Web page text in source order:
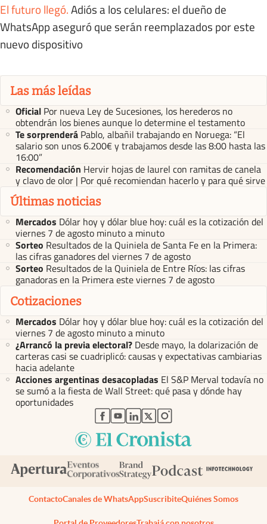
El futuro llegó.Adiós a los celulares: el dueño de
WhatsApp aseguró que serán reemplazados por este
nuevo dispositivo
Las más leídas
Oficial Por nueva Ley de Sucesiones, los herederos no
obtendrán los bienes aunque lo determine el testamento
Te sorprenderá Pablo, albañil trabajando en Noruega: “El
salario son unos 6.200€ y trabajamos desde las 8:00 hasta las
16:00”
Recomendación Hervir hojas de laurel con ramitas de canela
y clavo de olor | Por qué recomiendan hacerlo y para qué sirve
Últimas noticias
Mercados Dólar hoy y dólar blue hoy: cuál es la cotización del
viernes 7 de agosto minuto a minuto
Sorteo Resultados de la Quiniela de Santa Fe en la Primera:
las cifras ganadores del viernes 7 de agosto
Sorteo Resultados de la Quiniela de Entre Ríos: las cifras
ganadoras en la Primera este viernes 7 de agosto
Cotizaciones
Mercados Dólar hoy y dólar blue hoy: cuál es la cotización del
viernes 7 de agosto minuto a minuto
¿Arrancó la previa electoral? Desde mayo, la dolarización de
carteras casi se cuadriplicó: causas y expectativas cambiarias
hacia adelante
Acciones argentinas desacopladas El S&P Merval todavía no
se sumó a la fiesta de Wall Street: qué pasa y dónde hay
oportunidades
abre en nueva pestaña
abre en nueva pestaña
abre en nueva pestaña
abre en nueva pestaña
abre en nueva pestaña
ContactoCanales de WhatsAppSuscribiteQuiénes Somos